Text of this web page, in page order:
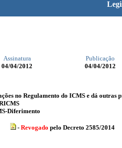
Assinatura
Publicação
04/04/2012 04/04/2012
no Regulamento do ICMS e dá outras
Diferimento
- Revogado pelo Decreto 2585/2014